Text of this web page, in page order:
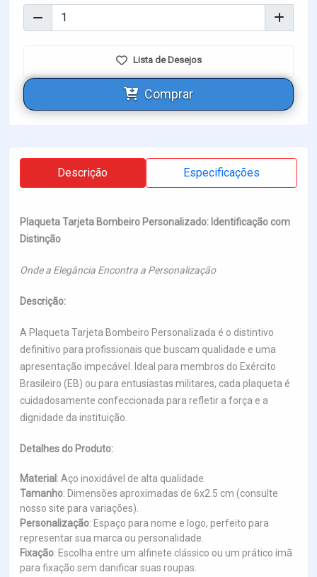
Lista de Desejos
Comprar
Descrição Especificações
Plaqueta Tarjeta Bombeiro Personalizado: Identificação com
Distinção
Onde a Elegância Encontra a Personalização
Descrição:
A Plaqueta Tarjeta Bombeiro Personalizada é o distintivo
definitivo para profissionais que buscam qualidade e uma
apresentação impecável. Ideal para membros do Exército
Brasileiro (EB) ou para entusiastas militares, cada plaqueta é
cuidadosamente confeccionada para refletir a força e a
dignidade da instituição.
Detalhes do Produto:
Material : Aço inoxidável de alta qualidade.
Tamanho: Dimensões aproximadas de 6x2.5 cm (consulte
nosso site para variações).
Personalização: Espaço para nome e logo, perfeito para
representar sua marca ou personalidade.
Fixação: Escolha entre um alfinete clássico ou um prático ímã
para fixação sem danificar suas roupas.